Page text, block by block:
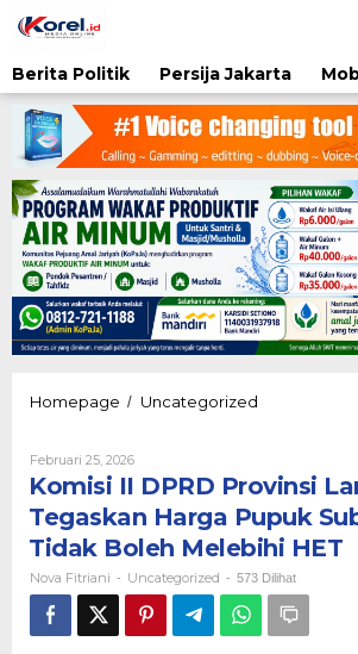
ke
Berita Politik
Persija Jakarta
Homepage / Uncategorized
Lampung
Tegaskan
Harga
Pupuk
Subsidi
2026
Tidak
Boleh
Februari 25, 2026Oleh
Fitriani
Komisi II DPRD Provinsi
Tegaskan Harga Pupuk
Tidak Boleh Melebihi HET
Nova Fitriani - Uncategorized - 573 Dilihat